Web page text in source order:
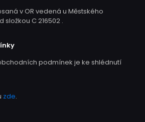
v OR vedená u Městského
složkou C 216502 .
podmínek je ke shlédnutí
zde.